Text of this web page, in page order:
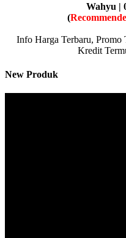
Wahyu |
(
Info Harga Terbaru, Promo
Kredit
New Produk